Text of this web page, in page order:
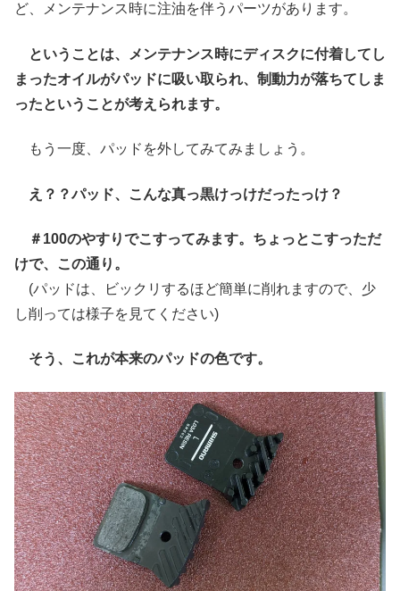
ど、メンテナンス時に注油を伴うパーツがあります。
ということは、メンテナンス時にディスクに付着してし
まったオイルがパッドに吸い取られ、制動力が落ちてしま
ったということが考えられます。
もう一度、パッドを外してみてみましょう。
え？？パッド、こんな真っ黒けっけだったっけ？
＃100のやすりでこすってみます。ちょっとこすっただ
けで、この通り。
(パッドは、ビックリするほど簡単に削れますので、少
し削っては様子を見てください)
そう、これが本来のパッドの色です。